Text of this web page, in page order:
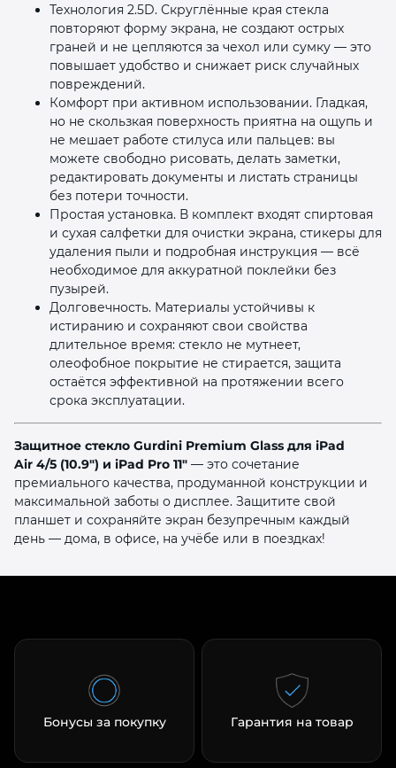
Технология 2.5D. Скруглённые края стекла
повторяют форму экрана, не создают острых
граней и не цепляются за чехол или сумку — это
повышает удобство и снижает риск случайных
повреждений.
Комфорт при активном использовании. Гладкая,
но не скользкая поверхность приятна на ощупь и
не мешает работе стилуса или пальцев: вы
можете свободно рисовать, делать заметки,
редактировать документы и листать страницы
без потери точности.
Простая установка. В комплект входят спиртовая
и сухая салфетки для очистки экрана, стикеры для
удаления пыли и подробная инструкция — всё
необходимое для аккуратной поклейки без
пузырей.
Долговечность. Материалы устойчивы к
истиранию и сохраняют свои свойства
длительное время: стекло не мутнеет,
олеофобное покрытие не стирается, защита
остаётся эффективной на протяжении всего
срока эксплуатации.
Защитное стекло Gurdini Premium Glass для iPad
Air 4/5 (10.9″) и iPad Pro 11″ — это сочетание
премиального качества, продуманной конструкции и
максимальной заботы о дисплее. Защитите свой
планшет и сохраняйте экран безупречным каждый
день — дома, в офисе, на учёбе или в поездках!
Бонусы за покупку Гарантия на товар